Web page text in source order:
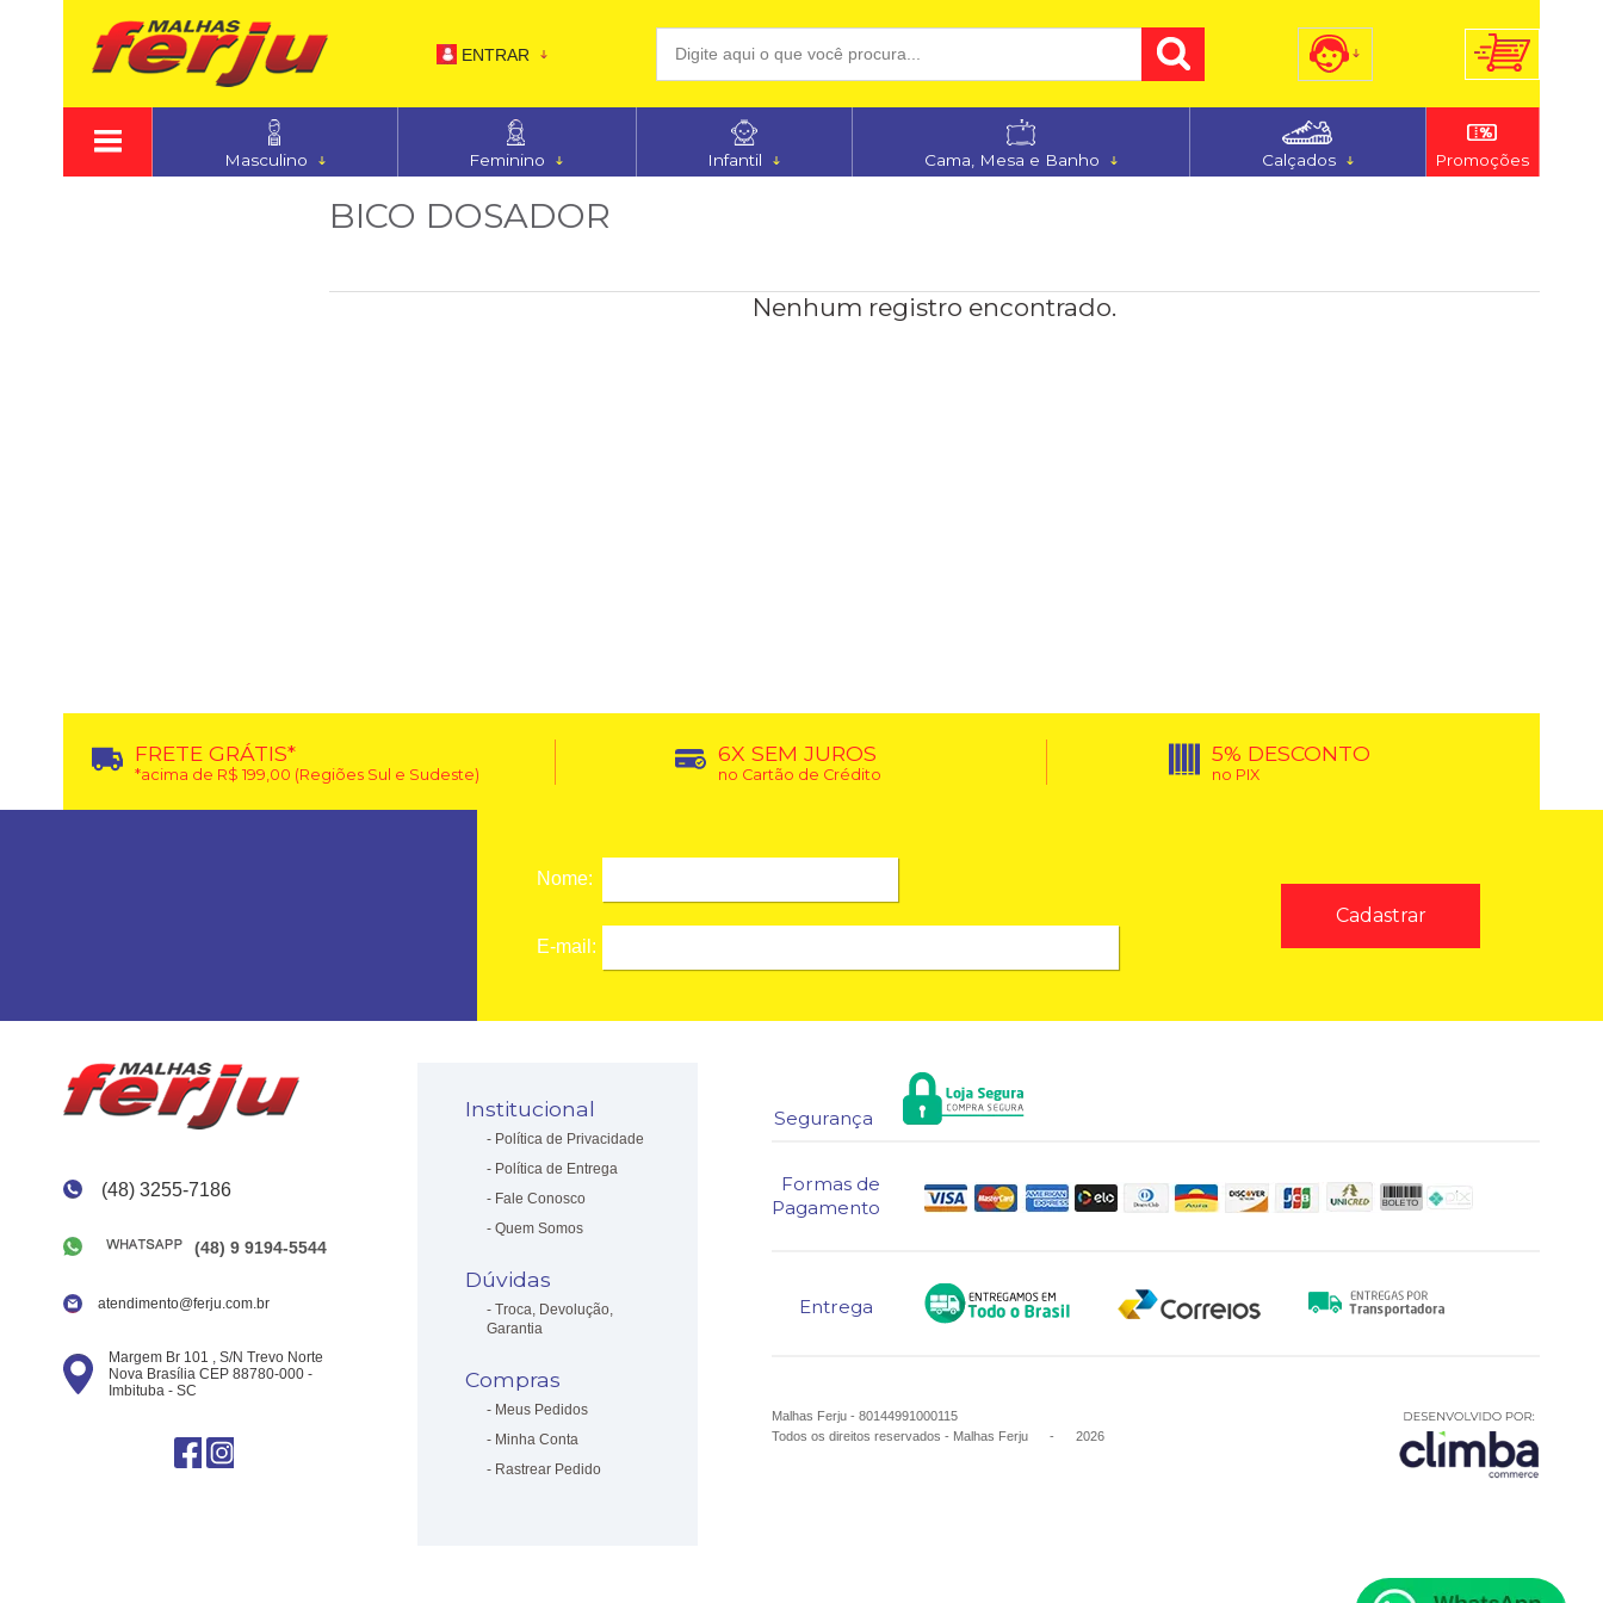
ENTRAR
(48) 3255-7186
Masculino Feminino Infantil Cama, Mesa e Banho Calçados Promoções
BICO DOSADOR
Nenhum registro encontrado.
FRETE GRÁTIS*
*acima de R$ 199,00 (Regiões Sul e Sudeste)
6X SEM JUROS
no Cartão de Crédito
5% DESCONTO
no PIX
Nome:
E-mail:
(48) 3255-7186
(48) 9 9194-5544
atendimento@ferju.com.br
Margem Br 101 , S/N Trevo Norte
Nova Brasília CEP 88780-000 -
Imbituba - SC
Institucional
Política de Privacidade
Política de Entrega
Fale Conosco
Quem Somos
Dúvidas
Troca, Devolução,
Garantia
Compras
Meus Pedidos
Minha Conta
Rastrear Pedido
Segurança
Formas de
Pagamento
Entrega
Malhas Ferju - 80144991000115
Todos os direitos reservados- Malhas Ferju - 2026